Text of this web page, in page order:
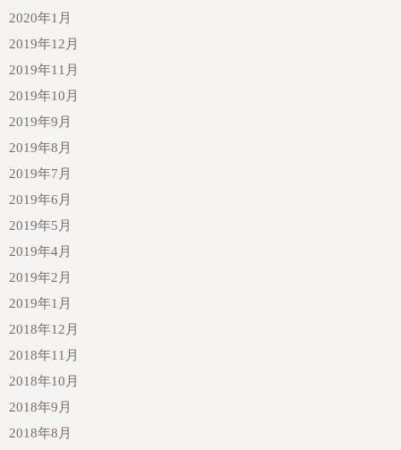
2020年1月
2019年12月
2019年11月
2019年10月
2019年9月
2019年8月
2019年7月
2019年6月
2019年5月
2019年4月
2019年2月
2019年1月
2018年12月
2018年11月
2018年10月
2018年9月
2018年8月